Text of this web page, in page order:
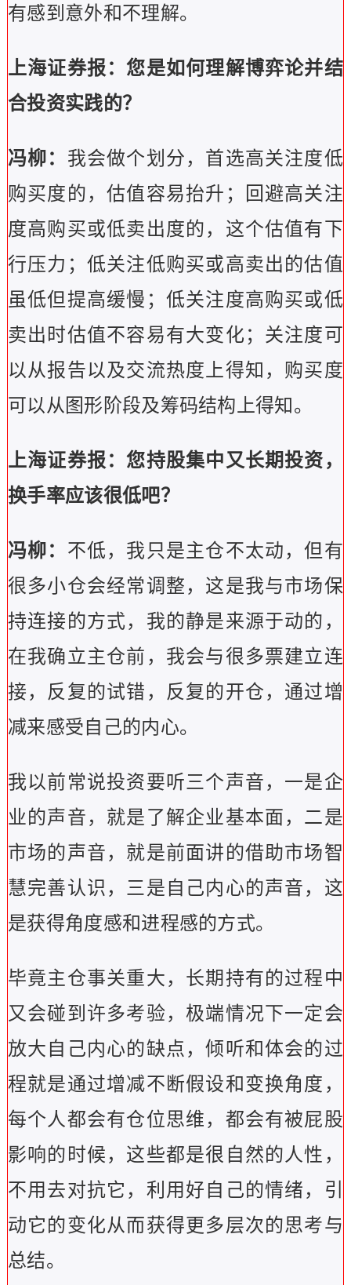
有感到意外和不理解。
上海证券报：您是如何理解博弈论并结
合投资实践的？
冯柳： 我会做个划分，首选高关注度低
购买度的，估值容易抬升；回避高关注
度高购买或低卖出度的，这个估值有下
行压力；低关注低购买或高卖出的估值
虽低但提高缓慢；低关注度高购买或低
卖出时估值不容易有大变化；关注度可
以从报告以及交流热度上得知，购买度
可以从图形阶段及筹码结构上得知。
上海证券报：您持股集中又长期投资，
换手率应该很低吧？
冯柳： 不低，我只是主仓不太动，但有
很多小仓会经常调整，这是我与市场保
持连接的方式，我的静是来源于动的，
在我确立主仓前，我会与很多票建立连
接，反复的试错，反复的开仓，通过增
减来感受自己的内心。
我以前常说投资要听三个声音，一是企
业的声音，就是了解企业基本面，二是
市场的声音，就是前面讲的借助市场智
慧完善认识，三是自己内心的声音，这
是获得角度感和进程感的方式。
毕竟主仓事关重大，长期持有的过程中
又会碰到许多考验，极端情况下一定会
放大自己内心的缺点，倾听和体会的过
程就是通过增减不断假设和变换角度，
每个人都会有仓位思维，都会有被屁股
影响的时候，这些都是很自然的人性，
不用去对抗它，利用好自己的情绪，引
动它的变化从而获得更多层次的思考与
总结。